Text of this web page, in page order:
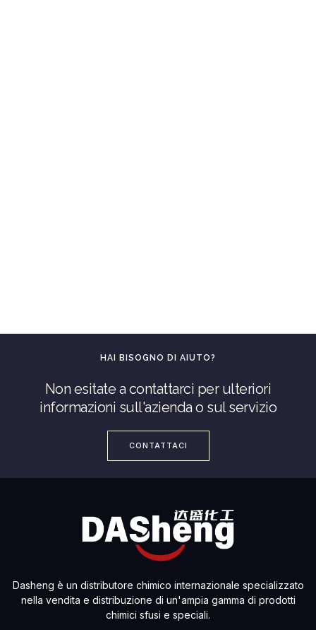
HAI BISOGNO DI AIUTO?
Non esitate a contattarci per ulteriori
informazioni sull'azienda o sul servizio
CONTATTACI
Dasheng è un distributore chimico internazionale specializzato
nella vendita e distribuzione di un'ampia gamma di prodotti
chimici sfusi e speciali.